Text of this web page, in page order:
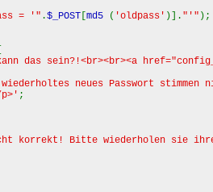
= '" .$_POST md5 ( 'oldpass' )]. "'" );
das sein?!<br><br><a
neues Passwort
;
Bitte wiederholen sie ihre